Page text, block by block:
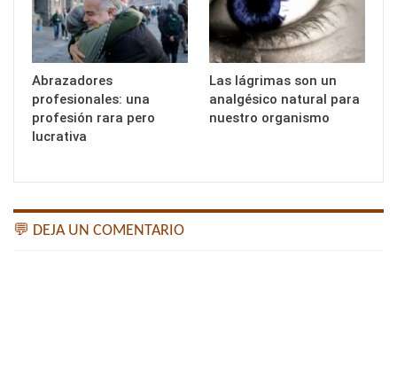
Abrazadores
profesionales: una
profesión rara pero
lucrativa
Las lágrimas son un
analgésico natural para
nuestro organismo
💬 DEJA UN COMENTARIO